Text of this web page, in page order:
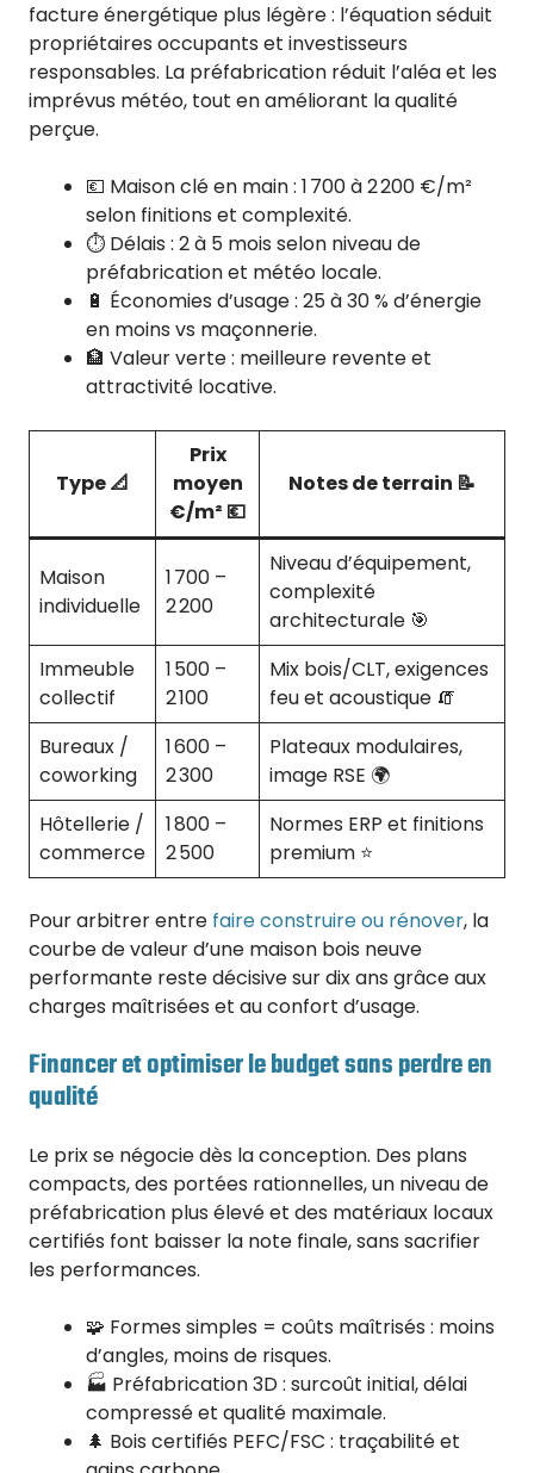
facture énergétique plus légère : l’équation séduit
propriétaires occupants et investisseurs
responsables. La préfabrication réduit l’aléa et les
imprévus météo, tout en améliorant la qualité
perçue.
💶 Maison clé en main : 1 700 à 2 200 €/m²
selon finitions et complexité.
⏱️ Délais : 2 à 5 mois selon niveau de
préfabrication et météo locale.
🔋 Économies d’usage : 25 à 30 % d’énergie
en moins vs maçonnerie.
🏦 Valeur verte : meilleure revente et
attractivité locative.
Type 📐
Prix
moyen
€/m² 💶
Notes de terrain 📝
Maison
individuelle
1 700 –
2 200
Niveau d’équipement,
complexité
architecturale 🎯
Immeuble
collectif
1 500 –
2 100
Mix bois/CLT, exigences
feu et acoustique 🧯
Bureaux /
coworking
1 600 –
2 300
Plateaux modulaires,
image RSE 🌍
Hôtellerie /
commerce
1 800 –
2 500
Normes ERP et finitions
premium ⭐
Pour arbitrer entre faire construire ou rénover, la
courbe de valeur d’une maison bois neuve
performante reste décisive sur dix ans grâce aux
charges maîtrisées et au confort d’usage.
Financer et optimiser le budget sans perdre en
qualité
Le prix se négocie dès la conception. Des plans
compacts, des portées rationnelles, un niveau de
préfabrication plus élevé et des matériaux locaux
certifiés font baisser la note finale, sans sacrifier
les performances.
🧩 Formes simples = coûts maîtrisés : moins
d’angles, moins de risques.
🏭 Préfabrication 3D : surcoût initial, délai
compressé et qualité maximale.
🌲 Bois certifiés PEFC/FSC : traçabilité et